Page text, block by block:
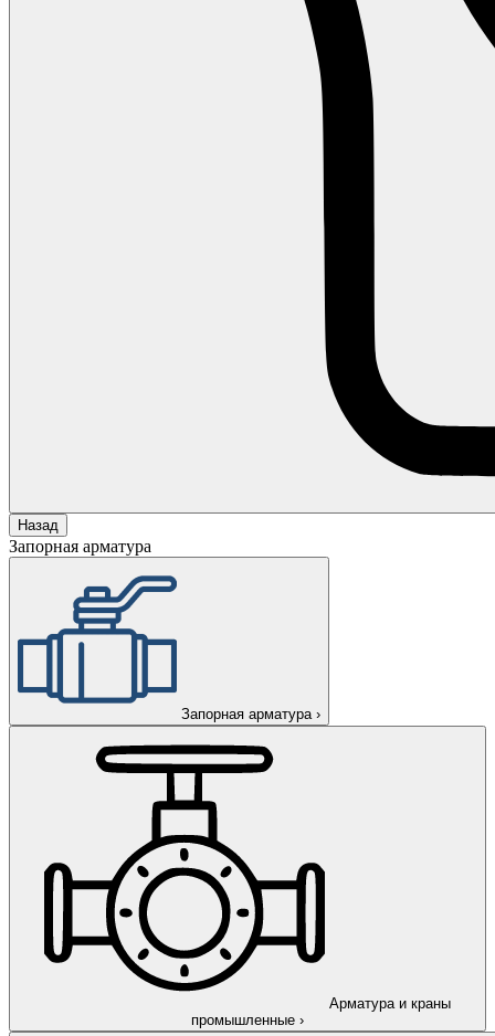
Назад
Запорная арматура
Запорная арматура ›
Арматура и краны
промышленные ›